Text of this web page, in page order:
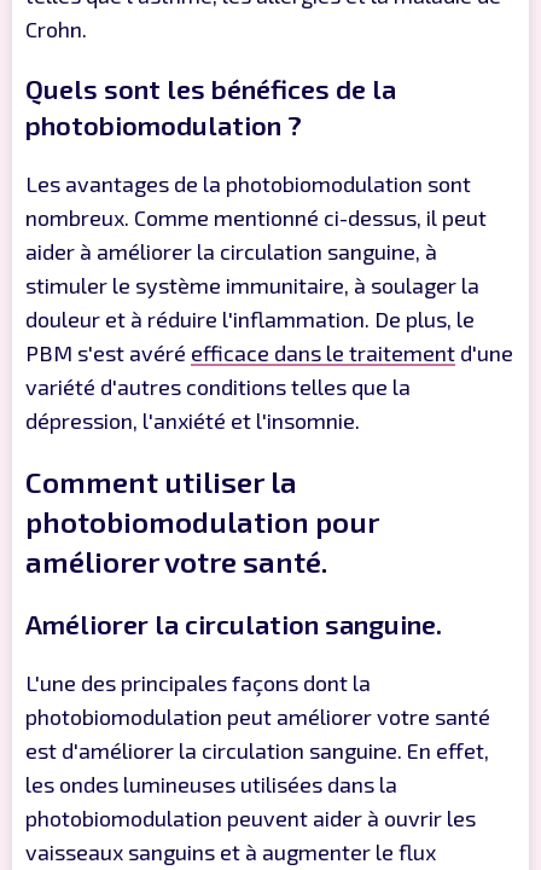
Crohn.
Quels sont les bénéfices de la
photobiomodulation ?
Les avantages de la photobiomodulation sont
nombreux. Comme mentionné ci-dessus, il peut
aider à améliorer la circulation sanguine, à
stimuler le système immunitaire, à soulager la
douleur et à réduire l'inflammation. De plus, le
PBM s'est avéré efficace dans le traitement d'une
variété d'autres conditions telles que la
dépression, l'anxiété et l'insomnie.
Comment utiliser la
photobiomodulation pour
améliorer votre santé.
Améliorer la circulation sanguine.
L'une des principales façons dont la
photobiomodulation peut améliorer votre santé
est d'améliorer la circulation sanguine. En effet,
les ondes lumineuses utilisées dans la
photobiomodulation peuvent aider à ouvrir les
vaisseaux sanguins et à augmenter le flux